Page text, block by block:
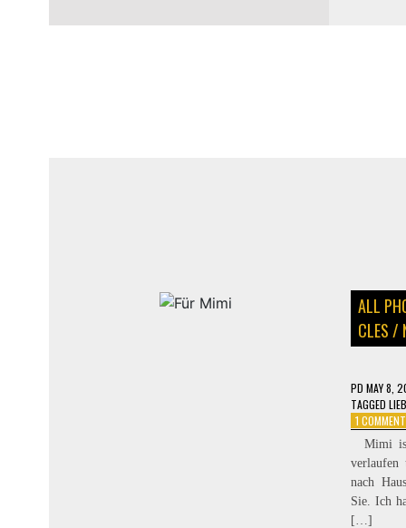
ALL
CLES /
PD MAY 8,
TAGGED
1 COMMENT
Mimi
verlaufen
nach
Sie. Ich
[…]